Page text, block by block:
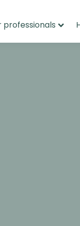
professionals